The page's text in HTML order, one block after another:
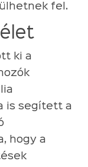
fel.
ki a
is segített a
hogy a